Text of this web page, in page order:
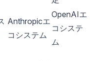
Anthropicエ
コシステム
OpenAIエ
コシステ
ム